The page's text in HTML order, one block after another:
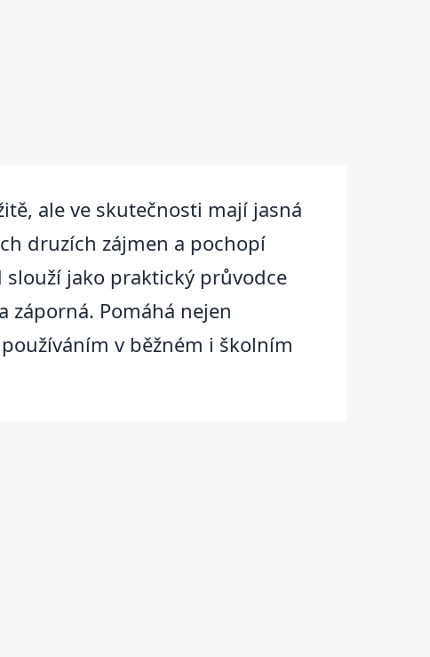
ale ve skutečnosti mají jasná
druzích zájmen a pochopí
slouží jako praktický průvodce
záporná. Pomáhá nejen
v běžném i školním